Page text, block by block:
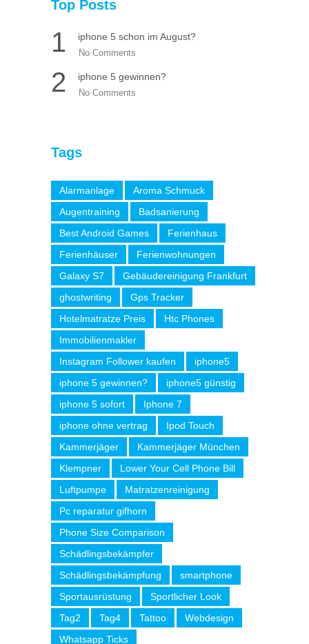
Top Posts
1 iphone 5 schon im August?
No Comments
2 iphone 5 gewinnen?
No Comments
Tags
Alarmanlage
Aroma Schmuck
Augentraining
Badsanierung
Best Android Games
Ferienhaus
Ferienhäuser
Ferienwohnungen
Galaxy S7
Gebäudereinigung Frankfurt
ghostwriting
Gps Tracker
Hotelmatratze Preis
Htc Phones
Immobilienmakler
Instagram Follower kaufen
iphone5
iphone 5 gewinnen?
iphone5 günstig
iphone 5 sofort
Iphone 7
iphone ohne vertrag
Ipod Touch
Kammerjäger
Kammerjäger München
Klempner
Lower Your Cell Phone Bill
Luftpumpe
Matratzenreinigung
Pc reparatur gifhorn
Phone Size Comparison
Schädlingsbekämpfer
Schädlingsbekämpfung
smartphone
Sportausrüstung
Sportlicher Look
Tag2
Tag4 Tattoo
Webdesign
Whatsapp Ticks